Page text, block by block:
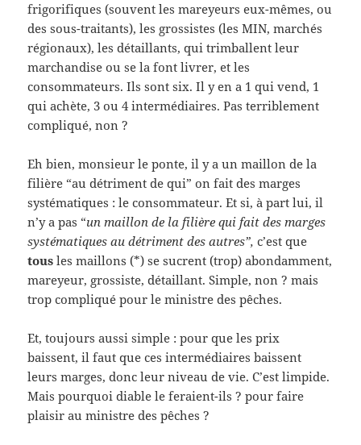
frigorifiques (souvent les mareyeurs eux-mêmes, ou
des sous-traitants), les grossistes (les MIN, marchés
régionaux), les détaillants, qui trimballent leur
marchandise ou se la font livrer, et les
consommateurs. Ils sont six. Il y en a 1 qui vend, 1
qui achète, 3 ou 4 intermédiaires. Pas terriblement
compliqué, non ?
Eh bien, monsieur le ponte, il y a un maillon de la
filière “au détriment de qui” on fait des marges
systématiques : le consommateur. Et si, à part lui, il
n’y a pas “un maillon de la filière qui fait des marges
systématiques au détriment des autres”,c’est que
tousles maillons (*) se sucrent (trop) abondamment,
mareyeur, grossiste, détaillant. Simple, non ? mais
trop compliqué pour le ministre des pêches.
Et, toujours aussi simple : pour que les prix
baissent, il faut que ces intermédiaires baissent
leurs marges, donc leur niveau de vie. C’est limpide.
Mais pourquoi diable le feraient-ils ? pour faire
plaisir au ministre des pêches ?